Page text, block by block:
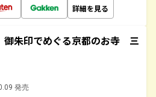
詳細を見る
朱印でめぐる京都のお寺 三
発売